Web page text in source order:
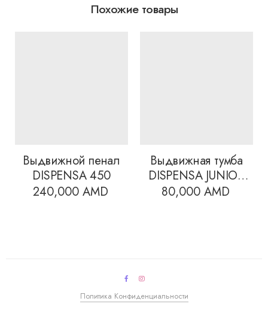
Похожие товары
Выдвижной пенал
DISPENSA 450
240,000 AMD
Выдвижная тумба
DISPENSA JUNIOR
450
80,000 AMD
Политика Конфиденциальности